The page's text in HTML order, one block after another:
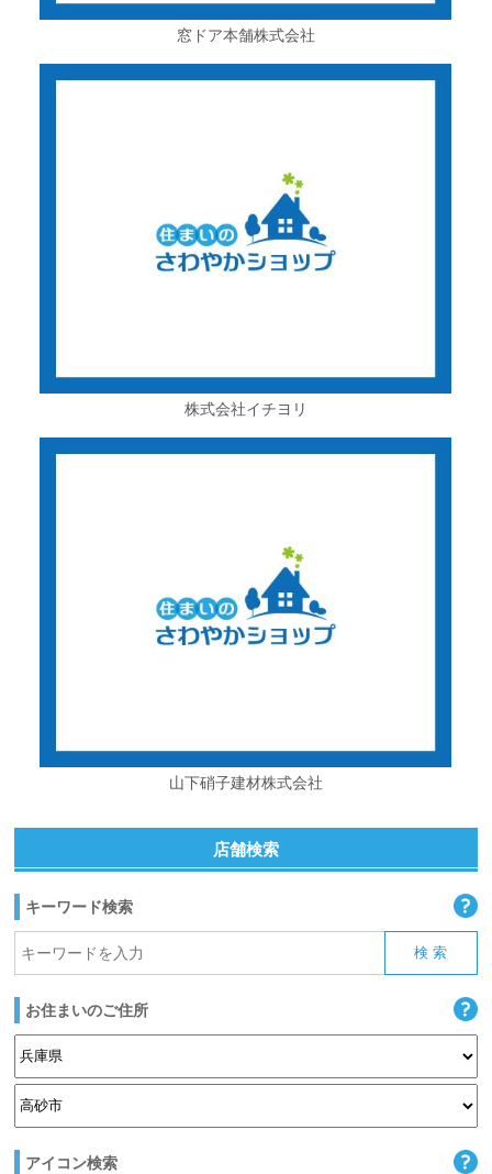
窓ドア本舗株式会社
株式会社イチヨリ
山下硝子建材株式会社
店舗検索
キーワード検索
お住まいのご住所
アイコン検索